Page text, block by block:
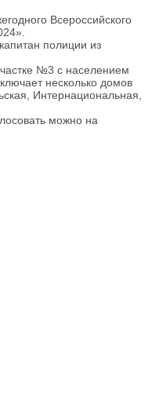
Всероссийского
полиции из
№3 с населением
несколько домов
Интернациональная,
можно на